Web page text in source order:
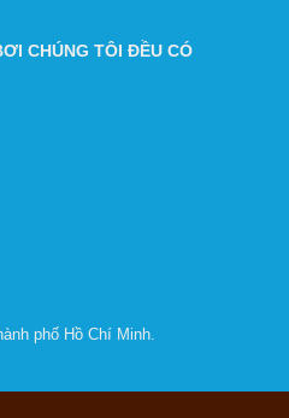
CHÚNG TÔI ĐỀU CÓ
phố Hồ Chí Minh.